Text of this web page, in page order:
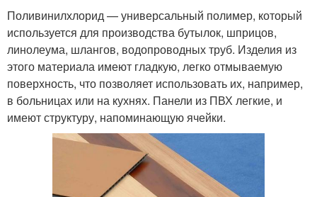
Поливинилхлорид — универсальный полимер, который
используется для производства бутылок, шприцов,
линолеума, шлангов, водопроводных труб. Изделия из
этого материала имеют гладкую, легко отмываемую
поверхность, что позволяет использовать их, например,
в больницах или на кухнях. Панели из ПВХ легкие, и
имеют структуру, напоминающую ячейки.